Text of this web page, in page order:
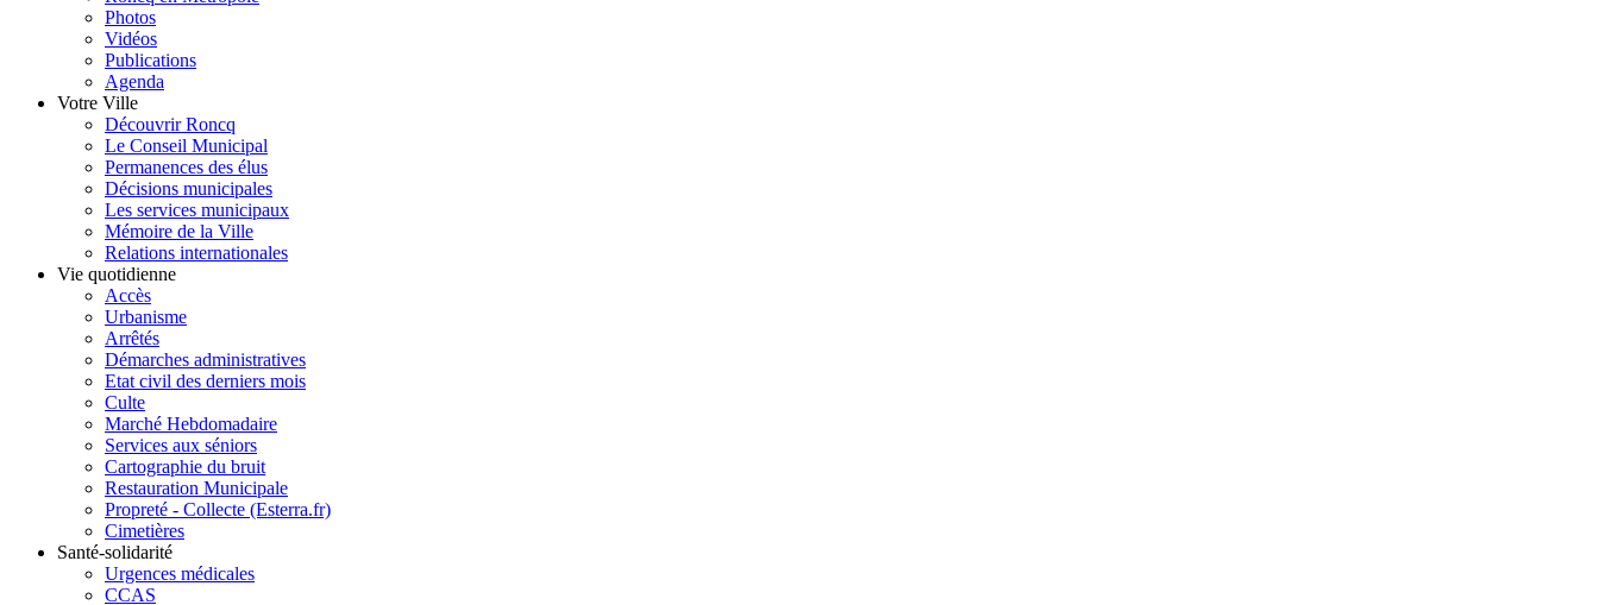
Photos
Vidéos
Publications
Agenda
Votre Ville
Découvrir Roncq
Le Conseil Municipal
Permanences des élus
Décisions municipales
Les services municipaux
Mémoire de la Ville
Relations internationales
Vie quotidienne
Accès
Urbanisme
Arrêtés
Démarches administratives
Etat civil des derniers mois
Culte
Marché Hebdomadaire
Services aux séniors
Cartographie du bruit
Restauration Municipale
Propreté - Collecte (Esterra.fr)
Cimetières
Santé-solidarité
Urgences médicales
CCAS